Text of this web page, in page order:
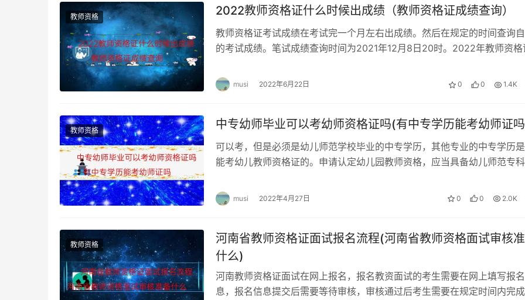
教师资格 2022教师资格证什么时候出成绩（教师资格证成绩查询）
教师资格证考试成绩在考试完一个月左右出成绩。然后在规定的时间查询
的考试成绩。笔试成绩查询时间为2021年12月8日20时。2022年教师资格
musi 2022年6月22日 0 0 1.4K
教师资格 中专幼师毕业可以考幼师资格证吗(有中专学历能考幼师证
可以考，但是必须是幼儿师范学校毕业的中专学历，其他专业的中专学历
能考幼儿教师资格证的。申请认定幼儿园教师资格，应当具备幼儿师范专科
musi 2022年4月27日 0 0 2.0K
教师资格
河南省教师资格证面试报名流程(河南省教师资格面试审核
什么)
河南教师资格证面试在网上报名，报名教资面试的考生需要在网上填写报
息，报名信息提交后需要等待审核，审核通过后考生需要在规定时间内完成